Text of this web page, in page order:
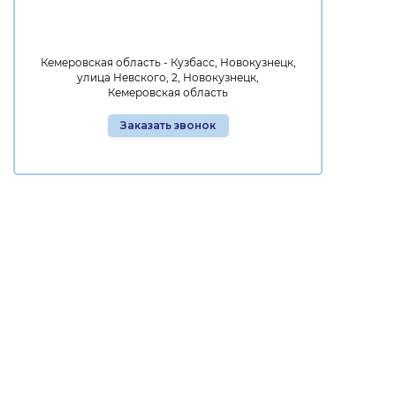
Кемеровская область - Кузбасс, Новокузнецк,
улица Невского, 2, Новокузнецк,
Кемеровская область
Заказать звонок